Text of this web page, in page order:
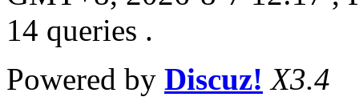
14 queries .
Powered by Discuz! X3.4